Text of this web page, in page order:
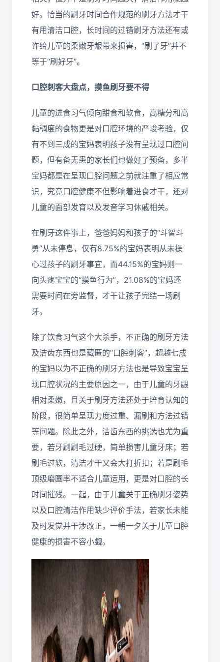
好。恰当的刷牙时间合作规范的刷牙方法才干
有用清洁口腔，长时间的过错刷牙方法还有或
许给儿童的柔嫩牙龈带来损害，“刷了牙”并不
等于“刷好牙”。
口腔刺客大盘点， 摸鱼刷牙要不得
儿童的进食习气倾向甜食和软食，高糖分和高
黏稠度的食物更是对口腔环境的严峻考验，仅
有不到三成的宝妈表明孩子没有呈现过口腔问
题，但有备无患的家长们也做好了预备，多半
宝妈都是在呈现口腔问题之前就注重了相应常
识，究竟口腔健康不但影响着进食才干，还对
儿童的面部发育以及发音学习休戚相关。
在刷牙这件事上，爸爸妈妈和孩子的“斗智斗
勇”从未停息，仅有8.75%的宝妈表明从未操
心过孩子的刷牙事宜，而44.15%的宝妈则一
向头疼宝宝的“摸鱼行为”，21.08%的宝妈还
需要时间在旁监督，才干让孩子完结一场刷
牙。
除了饮食习气这个大杀手，不正确的刷牙方法
及洁齿东西也是藏匿的“口腔刺客”，超越七成
的宝妈以为不正确的刷牙方法也是导致宝宝呈
现口腔状况的主要原因之一，由于儿童的牙龈
相对柔嫩，且关于刷牙方法还处于培育认知的
阶段，很简单呈现力度过重、漏刷和方法过错
等问题。除此之外，洁齿东西的挑选也尤为重
要，若牙刷刷毛过硬，简单损害儿童牙床；若
刷毛过软，清洁才干又会大打折扣；若是刷毛
顶级磨圆率不适合儿童运用，更是对口腔的长
时间摧残。一起，由于儿童关于正确刷牙姿势
以及口腔清洁作用缺少评价手法，若家长未能
及时发觉并干涉改正，一朝一夕关于儿童口腔
健康的损害不容小觑。